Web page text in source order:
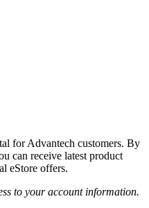
for Advantech customers. By
can receive latest product
eStore offers.
to your account information.